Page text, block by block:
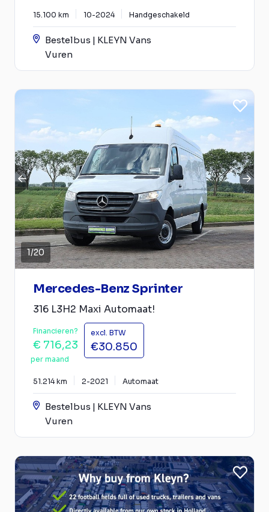
15.100 km 10-2024 Handgeschakeld
Bestelbus | KLEYN Vans
Vuren
1/20
Mercedes-Benz Sprinter
316 L3H2 Maxi Automaat!
Financieren?
€ 716,23
per maand
excl. BTW
€30.850
51.214 km 2-2021 Automaat
Bestelbus | KLEYN Vans
Vuren